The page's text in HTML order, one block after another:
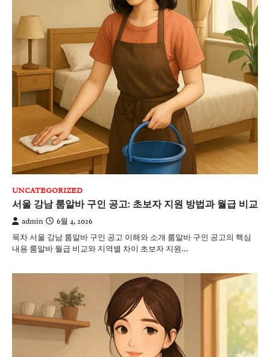
UNCATEGORIZED
서울 강남 룸알바 구인 공고: 초보자 지원 방법과 월급 비교
admin
6월 4, 2026
목차 서울 강남 룸알바 구인 공고 이해와 소개 룸알바 구인 공고의 핵심
내용 룸알바 월급 비교와 지역별 차이 초보자 지원…